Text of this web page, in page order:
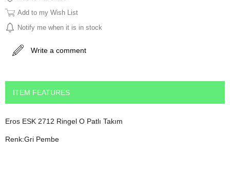
Add to my Wish List
Notify me when it is in stock
Write a comment
ITEM FEATURES
Eros ESK 2712 Ringel O Patlı Takım
Renk:Gri Pembe